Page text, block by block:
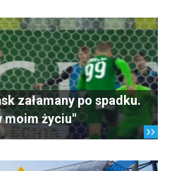
załamany po spadku.
moim życiu"